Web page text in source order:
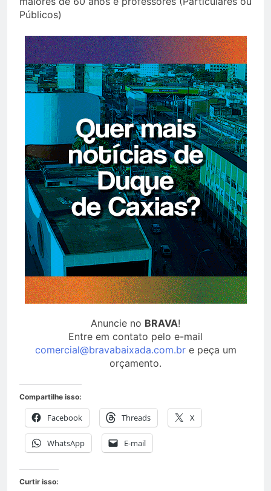
Públicos)
Anuncie no BRAVA!
Entre em contato pelo e-mail
comercial@bravabaixada.com.bre peça um
orçamento.
Compartilhe isso:
Facebook Threads X
WhatsApp E-mail
Curtir isso: